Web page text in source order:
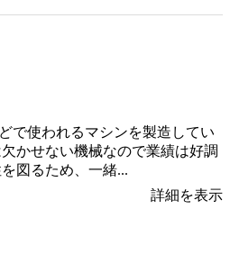
で使われるマシンを製造してい
かせない機械なので業績は好調
図るため、一緒...
詳細を表示